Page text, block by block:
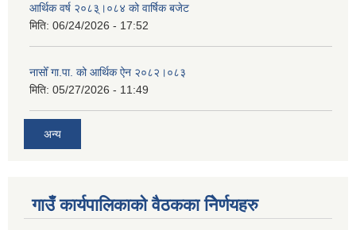
आर्थिक वर्ष २०८३्।०८४ को वार्षिक बजेट
मिति: 06/24/2026 - 17:52
नासोँ गा.पा. को आर्थिक ऐन २०८२।०८३
मिति: 05/27/2026 - 11:49
अन्य
गाउँ कार्यपालिकाको वैठकका निेर्णयहरु